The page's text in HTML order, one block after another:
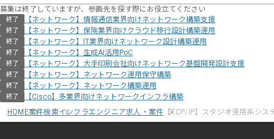
募集は終了していますが、参画先を探す際にお役立てください
終了 【ネットワーク】情報通信業界向けネットワーク構築支援
終了 【ネットワーク】保険業界向けクラウド移行設計構築運用
終了 【ネットワーク】IT業界向けネットワーク設計構築運用
終了 【ネットワーク】生成AI活用PoC
終了 【ネットワーク】大手印刷会社向けネットワーク基盤開発設計支援
終了 【ネットワーク】ネットワーク運用保守構築
終了 【ネットワーク】ネットワーク構築運用
終了
【Cisco】多業界向けネットワークインフラ構築
HOME案件検索インフラエンジニア求人・案件 【TCP/IP】スタジオ運用系シ